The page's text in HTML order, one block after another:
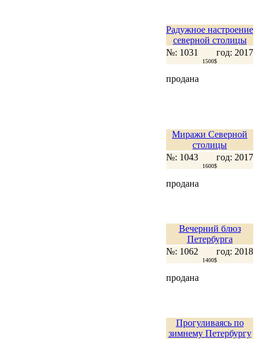
Радужное настроение
северной столицы
№: 1031
год: 2017
1500$
продана
Миражи Северной
столицы
№: 1043
год: 2017
1600$
продана
Вечерний блюз
Петербурга
№: 1062
год: 2018
1400$
продана
Прогуливаясь по
зимнему Петербургу